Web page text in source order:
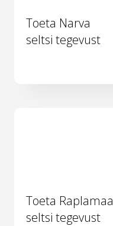
Toeta Narva
seltsi tegevust
Toeta Raplamaa
seltsi tegevust